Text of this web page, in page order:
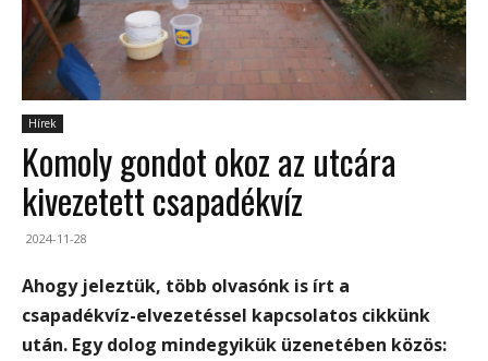
Hírek
Komoly gondot okoz az utcára
kivezetett csapadékvíz
2024-11-28
Ahogy jeleztük, több olvasónk is írt a
csapadékvíz-elvezetéssel kapcsolatos cikkünk
után. Egy dolog mindegyikük üzenetében közös: